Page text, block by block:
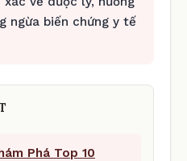
ngừa biến chứng y tế
Phá Top 10